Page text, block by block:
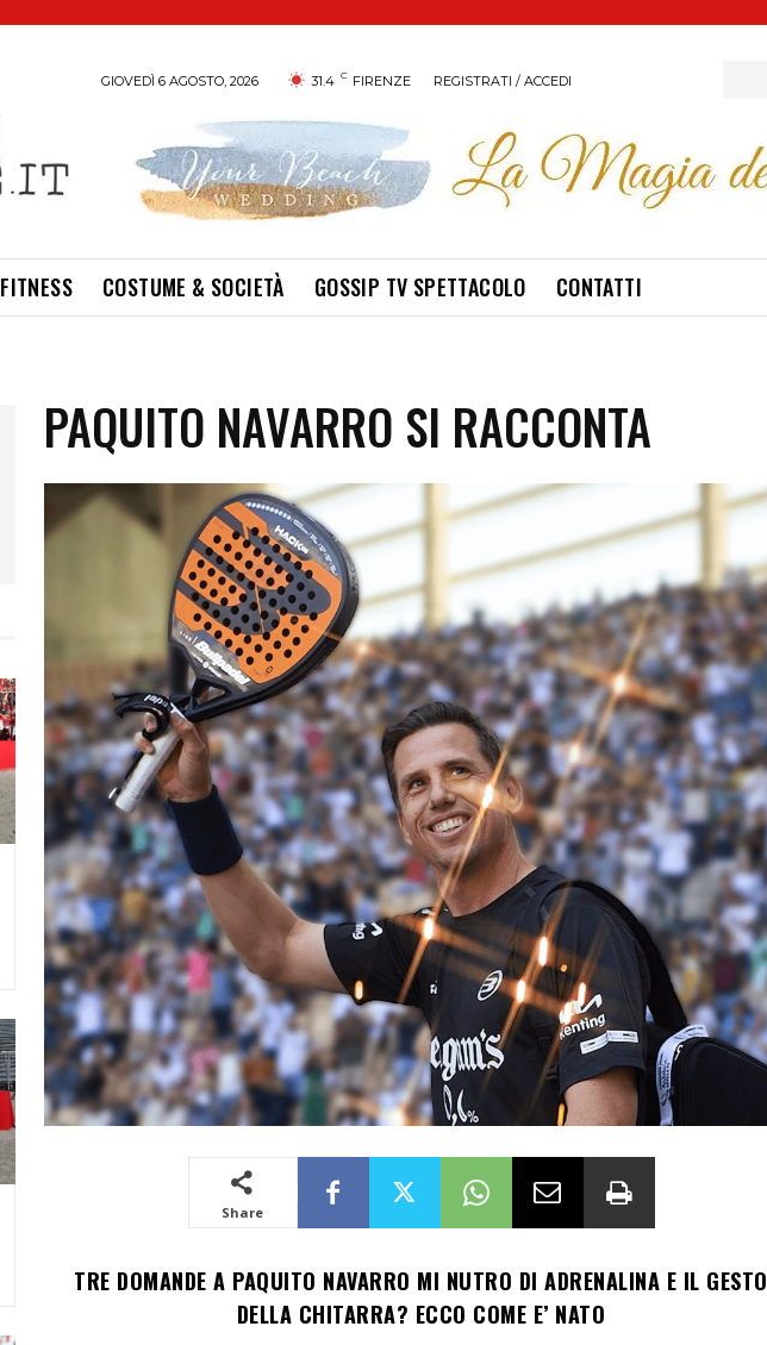
GIOVEDÌ 6 AGOSTO, 2026 31.4 C FIRENZE REGISTRATI / ACCEDI
FITNESS COSTUME & SOCIETÀ GOSSIP TV SPETTACOLO CONTATTI
PAQUITO NAVARRO SI RACCONTA
Share
TRE DOMANDE A PAQUITO NAVARRO MI NUTRO DI ADRENALINA E IL GESTO
DELLA CHITARRA? ECCO COME E’ NATO